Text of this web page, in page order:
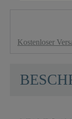
Kostenloser